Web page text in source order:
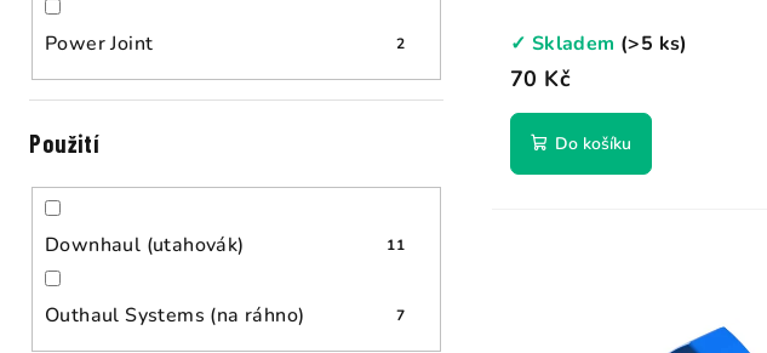
Power Joint 2
Použití
Downhaul (utahovák) 11
Outhaul Systems (na ráhno) 7
70 Kč
✓ Skladem (>5 ks)
Do košíku